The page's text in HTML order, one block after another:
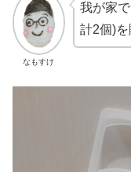
なもすけ
我が家
計2個)